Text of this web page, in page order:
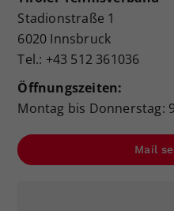
Stadionstraße 1
6020 Innsbruck
Tel.: +43 512 361036
Öffnungszeiten:
Montag bis Donnerstag:
Mail